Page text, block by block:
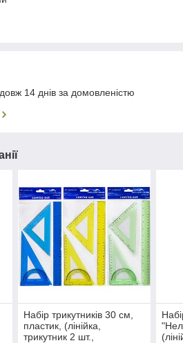
14 днів за домовленістю
Набір трикутників 30 см,
пластик, (лінійка,
трикутник 2 шт.,